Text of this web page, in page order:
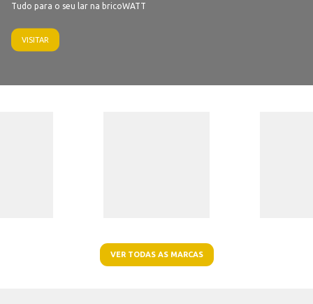
Tudo para o seu lar na bricoWATT
VISITAR
VER TODAS AS MARCAS